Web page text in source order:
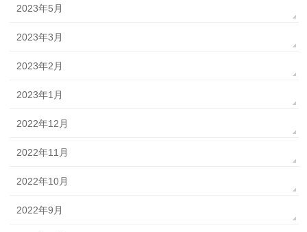
2023年5月
2023年3月
2023年2月
2023年1月
2022年12月
2022年11月
2022年10月
2022年9月